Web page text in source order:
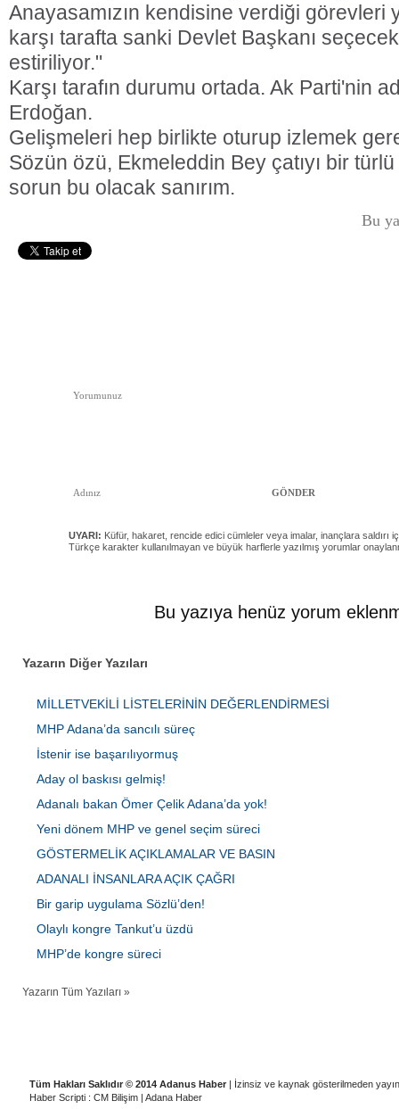
Anayasamızın kendisine verdiği görevleri
karşı tarafta sanki Devlet Başkanı
estiriliyor."
Karşı tarafın durumu ortada. Ak Parti'nin
Erdoğan.
Gelişmeleri hep birlikte oturup izlemek
Sözün özü, Ekmeleddin Bey çatıyı bir türlü
sorun bu olacak sanırım.
Bu
UYARI: Küfür, hakaret, rencide edici cümleler veya imalar, inançlara saldırı
Türkçe karakter kullanılmayan ve büyük harflerle yazılmış yorumlar
Bu yazıya henüz yorum
Yazarın Diğer Yazıları
MİLLETVEKİLİ LİSTELERİNİN DEĞERLENDİRMESİ
MHP Adana’da sancılı süreç
İstenir ise başarılıyormuş
Aday ol baskısı gelmiş!
Adanalı bakan Ömer Çelik Adana’da yok!
Yeni dönem MHP ve genel seçim süreci
GÖSTERMELİK AÇIKLAMALAR VE BASIN
ADANALI İNSANLARA AÇIK ÇAĞRI
Bir garip uygulama Sözlü’den!
Olaylı kongre Tankut’u üzdü
MHP’de kongre süreci
Yazarın Tüm Yazıları »
Tüm Hakları Saklıdır © 2014 Adanus Haber | İzinsiz ve kaynak gösterilmeden
Haber Scripti : CM Bilişim | Adana Haber